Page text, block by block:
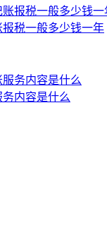
报税一般多少钱一年
内容是什么